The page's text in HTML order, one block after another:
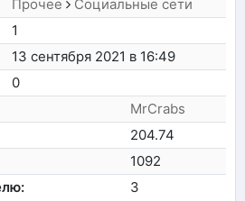
Прочее
Социальные сети
1
13 сентября 2021 в 16:49
0
MrCrabs
204.74
1092
3